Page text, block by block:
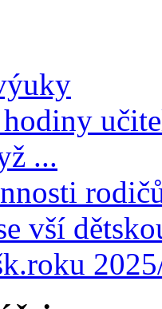
...
vší